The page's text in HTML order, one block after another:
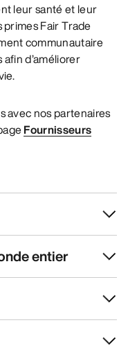
leur santé et leur
primes Fair Trade
communautaire
d’améliorer
avec nos partenaires
Fournisseurs
entier